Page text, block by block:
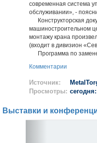
современная система
обслуживании», -
Конструкторская
машиностроительном
монтажу крана
(входит в дивизион
Программа по замене
Комментарии
Источник:
Просмотры:
Выставки и